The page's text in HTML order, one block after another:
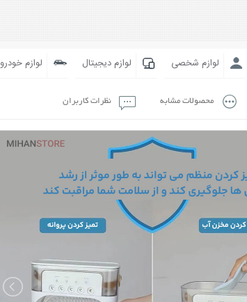
لوازم شخصی لوازم دیجیتال لوازم خودرو
محصولات مشابه نظرات کاربران